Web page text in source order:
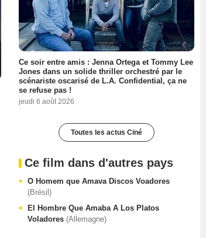
Ce soir entre amis : Jenna Ortega et Tommy Lee
Jones dans un solide thriller orchestré par le
scénariste oscarisé de L.A. Confidential, ça ne
se refuse pas !
jeudi 6 août 2026
Toutes les actus Ciné
Ce film dans d'autres pays
O Homem que Amava Discos Voadores
(Brésil)
El Hombre Que Amaba A Los Platos
Voladores (Allemagne)